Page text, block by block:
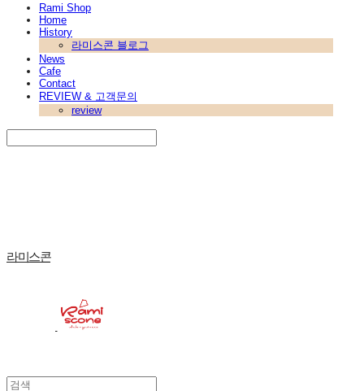
Rami Shop
Home
History
라미스콘 블로그
News
Cafe
Contact
REVIEW & 고객문의
review
라미스콘